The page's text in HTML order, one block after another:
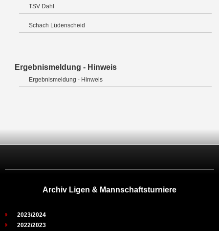
TSV Dahl
Schach Lüdenscheid
Ergebnismeldung - Hinweis
Ergebnismeldung - Hinweis
Archiv Ligen & Mannschaftsturniere
2023/2024
2022/2023